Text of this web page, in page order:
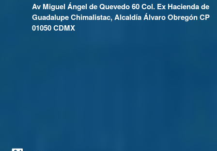
Av Miguel Ángel de Quevedo 60 Col. Ex Hacienda de
Guadalupe Chimalistac, Alcaldía Álvaro Obregón CP
01050 CDMX